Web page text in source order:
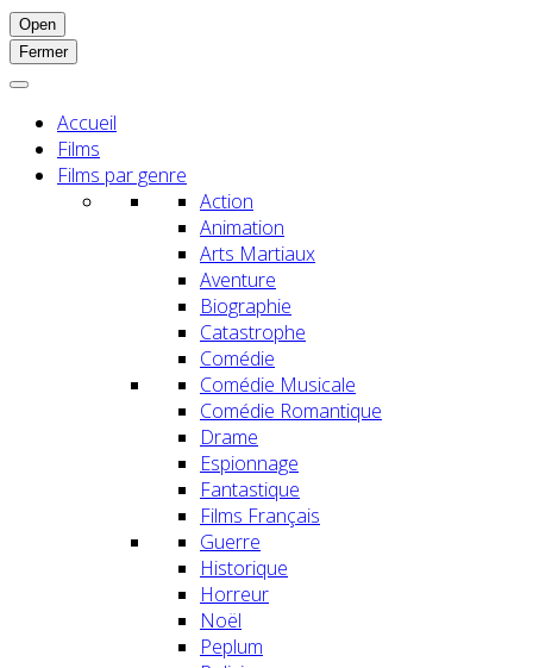
Open
Fermer
Accueil
Films
Films par genre
Action
Animation
Arts Martiaux
Aventure
Biographie
Catastrophe
Comédie
Comédie Musicale
Comédie Romantique
Drame
Espionnage
Fantastique
Films Français
Guerre
Historique
Horreur
Noël
Peplum